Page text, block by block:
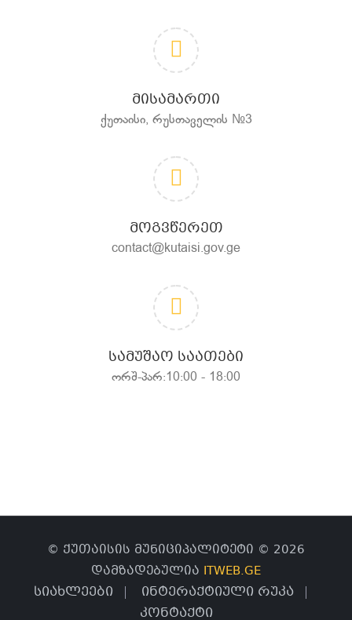
ᲛᲘᲡᲐᲛᲐᲠᲗᲘ
ქუთაისი, რუსთაველის №3
ᲛᲝᲒᲕᲬᲔᲠᲔᲗ
contact@kutaisi.gov.ge
ᲡᲐᲛᲣᲨᲐᲝ ᲡᲐᲐᲗᲔᲑᲘ
ორშ-პარ:10:00 - 18:00
© ქუთაისის მუნიციპალიტეტი © 2026
დამზადებულია ITWEB.GE
სიახლეები
ინტერაქტიული რუკა
კონტაქტი